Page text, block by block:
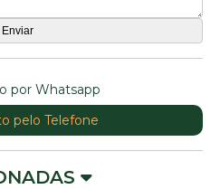
por Whatsapp
pelo Telefone